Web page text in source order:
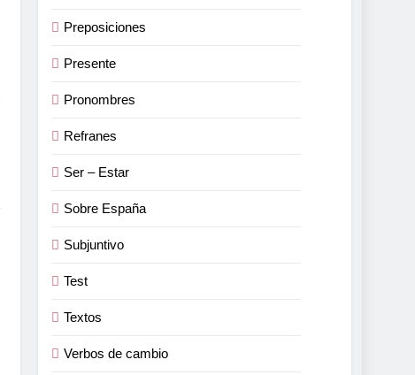
Preposiciones
Presente
Pronombres
Refranes
Ser – Estar
Sobre España
Subjuntivo
Test
Textos
Verbos de cambio